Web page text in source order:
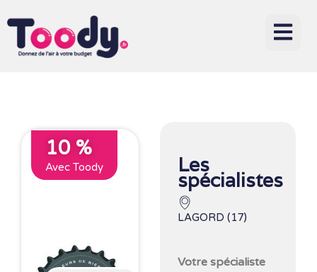
10 %
Avec Toody Les
spécialistes
LAGORD (17)
Votre spécialiste